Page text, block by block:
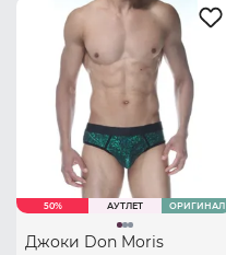
50% АУТЛЕТ ОРИГИНАЛ
Джоки Don Moris